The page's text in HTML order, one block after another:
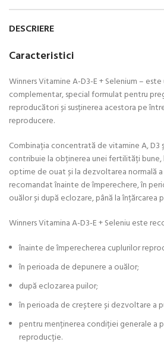
DESCRIERE
Caracteristici
Winners Vitamine A-D3-E + Selenium –
complementar, special formulat pentru
reproducători și susținerea acestora pe
reproducere.
Combinația concentrată de vitamine A, D3
contribuie la obținerea unei fertilități bune,
optime de ouat și la dezvoltarea normală
recomandat înainte de împerechere, în
ouălor și după eclozare, până la înțărcarea
Winners Vitamina A-D3-E + Seleniu este
înainte de împerecherea cuplurilor
în perioada de depunere a ouălor;
după eclozarea puilor;
în perioada de creștere și dezvoltare a
pentru menținerea condiției generale a
reproducție.